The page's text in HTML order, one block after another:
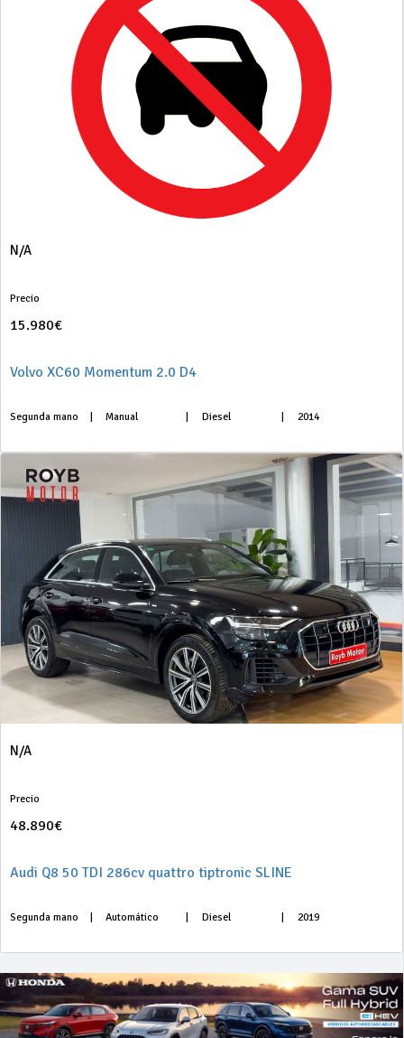
N/A
Precio
15.980€
Volvo XC60 Momentum 2.0 D4
Segunda mano Manual Diesel 2014
N/A
Precio
48.890€
Audi Q8 50 TDI 286cv quattro tiptronic SLINE
Segunda mano Automático Diesel 2019